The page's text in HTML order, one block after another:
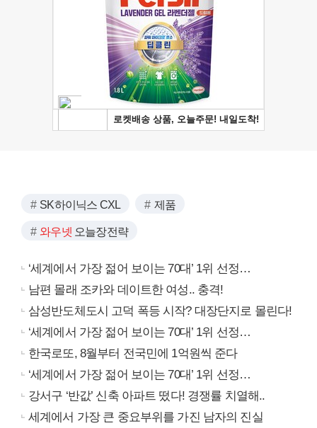
SK하이닉스 CXL 제품
와우넷 오늘장전략
‘세계에서 가장 젊어 보이는 70대’ 1위 선정…
남편 몰래 조카와 데이트한 여성.. 충격!
삼성반도체도시 고덕 폭등 시작? 대장단지로 몰린다!
‘세계에서 가장 젊어 보이는 70대’ 1위 선정…
한국로또, 8월부터 전국민에 1억원씩 준다
‘세계에서 가장 젊어 보이는 70대’ 1위 선정…
강서구 ‘반값’ 신축 아파트 떴다! 경쟁률 치열해..
세계에서 가장 큰 중요부위를 가진 남자의 진실